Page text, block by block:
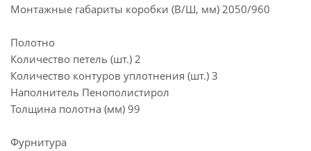
Монтажные габариты коробки (В/Ш, мм) 2050/960
Полотно
Количество петель (шт.) 2
Количество контуров уплотнения (шт.) 3
Наполнитель Пенополистирол
Толщина полотна (мм) 99
Фурнитура